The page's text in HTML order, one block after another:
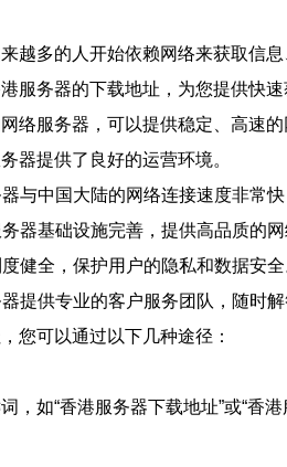
越多的人开始依赖网络来获取信
服务器的下载地址，为您提供快速
络服务器，可以提供稳定、高速
器提供了良好的运营环境。
与中国大陆的网络连接速度非常
器基础设施完善，提供高品质的
健全，保护用户的隐私和数据安全
提供专业的客户服务团队，随时解
您可以通过以下几种途径：
，如“香港服务器下载地址”或“香